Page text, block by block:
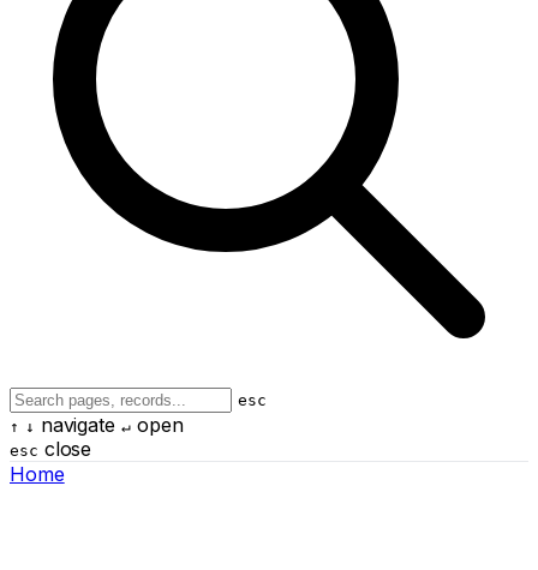
esc
↑ ↓ navigate ↵open
esc close
Home